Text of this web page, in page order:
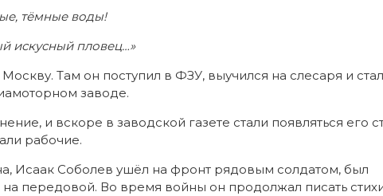
тёмные воды!
искусный пловец…»
Там он поступил в ФЗУ, выучился на слесаря и стал
заводе.
и вскоре в заводской газете стали появляться его
рабочие.
Исаак Соболев ушёл на фронт рядовым солдатом, был
передовой. Во время войны он продолжал писать